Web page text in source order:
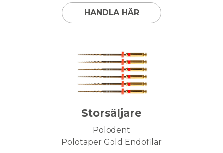
HANDLA HÄR
Storsäljare
Polodent
Polotaper Gold Endofilar